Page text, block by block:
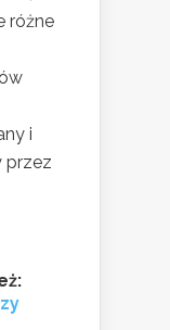
różne
i
przez